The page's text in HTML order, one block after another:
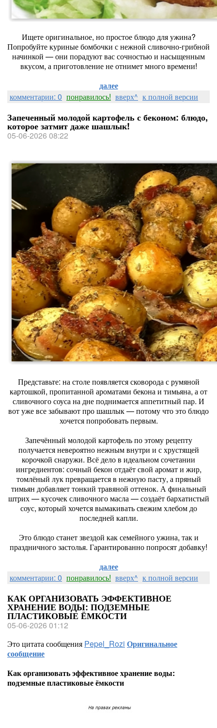
Ищете оригинальное, но простое блюдо для ужина?
Попробуйте куриные бомбочки с нежной сливочно‑грибной
начинкой — они порадуют вас сочностью и насыщенным
вкусом, а приготовление не отнимет много времени!
далее
комментарии: 0 понравилось! вверх^ к полной версии
Запеченный молодой картофель с беконом: блюдо,
которое затмит даже шашлык!
05-06-2026 08:22
Представьте: на столе появляется сковорода с румяной
картошкой, пропитанной ароматами бекона и тимьяна, а от
сливочного соуса на дне поднимается аппетитный пар. И
вот уже все забывают про шашлык — потому что это блюдо
хочется попробовать первым.
Запечённый молодой картофель по этому рецепту
получается невероятно нежным внутри и с хрустящей
корочкой снаружи. Всё дело в идеальном сочетании
ингредиентов: сочный бекон отдаёт свой аромат и жир,
томлёный лук превращается в нежную пасту, а пряный
тимьян добавляет тонкий травяной оттенок. А финальный
штрих — кусочек сливочного масла — создаёт бархатистый
соус, который хочется вымакивать свежим хлебом до
последней капли.
Это блюдо станет звездой как семейного ужина, так и
праздничного застолья. Гарантированно попросят добавку!
далее
комментарии: 0 понравилось! вверх^ к полной версии
КАК ОРГАНИЗОВАТЬ ЭФФЕКТИВНОЕ
ХРАНЕНИЕ ВОДЫ: ПОДЗЕМНЫЕ
ПЛАСТИКОВЫЕ ЁМКОСТИ
05-06-2026 01:12
Это цитата сообщения Pepel_Rozi Оригинальное
сообщение
Как организовать эффективное хранение воды:
подземные пластиковые ёмкости